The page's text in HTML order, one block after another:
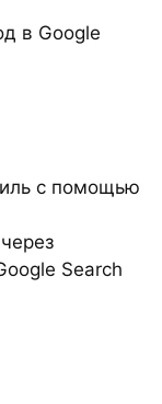
в Google
с помощью
Search